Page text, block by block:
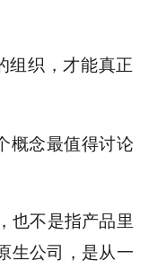
组织，才能真正
概念最值得讨论
也不是指产品里
生公司，是从一